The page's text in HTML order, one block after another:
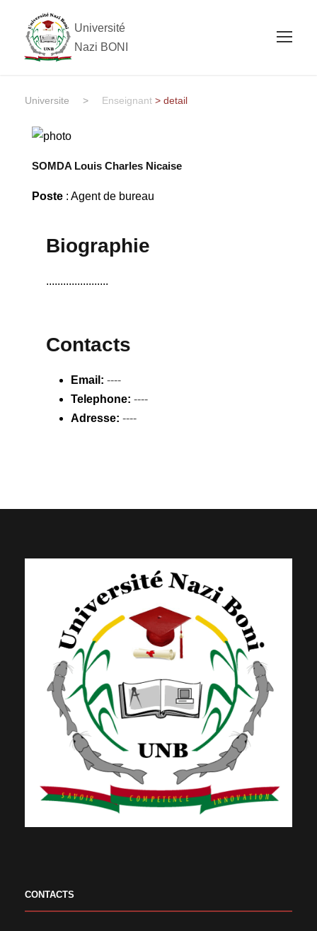
Université
Nazi BONI
Universite > Enseignant > detail
SOMDA Louis Charles Nicaise
Poste: Agent de bureau
Biographie
......................
Contacts
Email: ----
Telephone: ----
Adresse: ----
CONTACTS